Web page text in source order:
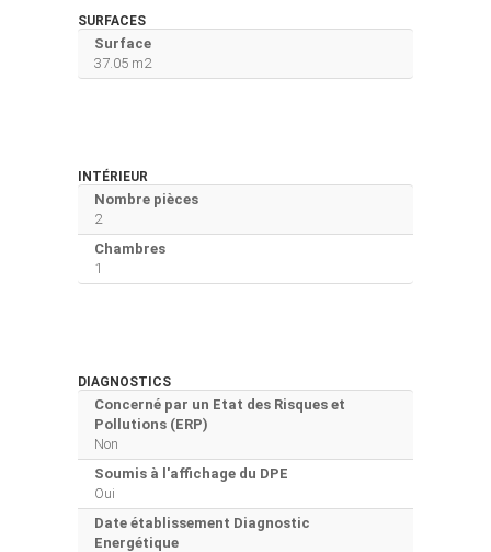
SURFACES
Surface
37.05 m2
INTÉRIEUR
Nombre pièces
2
Chambres
1
DIAGNOSTICS
Concerné par un Etat des Risques et
Pollutions (ERP)
Non
Soumis à l'affichage du DPE
Oui
Date établissement Diagnostic
Energétique